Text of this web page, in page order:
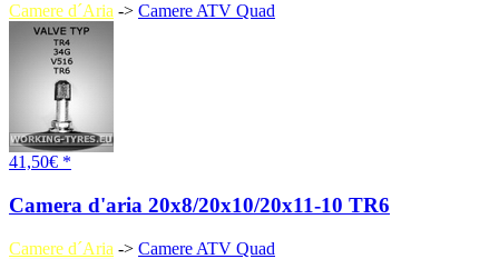
Camere d´Aria -> Camere ATV Quad
41,50€ *
Camera d'aria 20x8/20x10/20x11-10 TR6
Camere d´Aria -> Camere ATV Quad